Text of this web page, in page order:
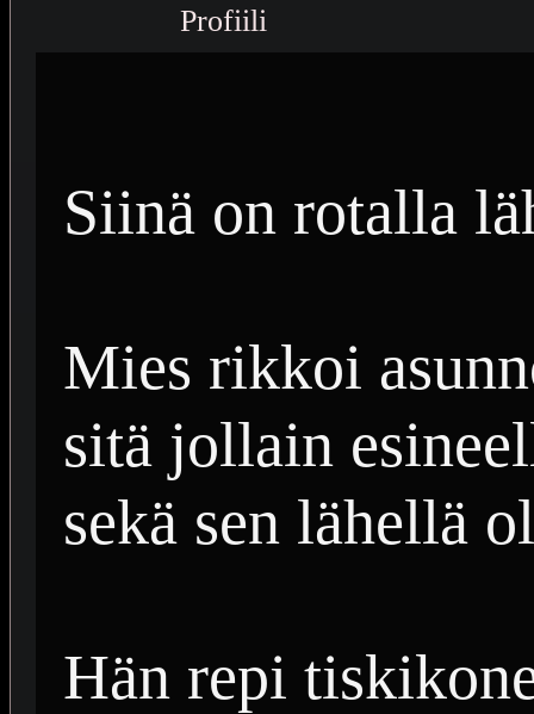
Profiili
Siinä on rotalla
Mies rikkoi
sitä jollain
sekä sen lähellä
Hän repi